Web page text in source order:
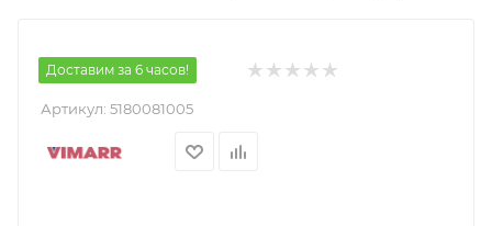
Доставим за 6 часов!
Артикул: 5180081005